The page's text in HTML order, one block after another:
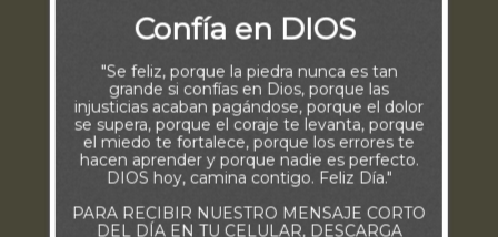
Confía en DIOS
"Se feliz, porque la piedra nunca es tan
grande si confías en Dios, porque las
injusticias acaban pagándose, porque el dolor
se supera, porque el coraje te levanta, porque
el miedo te fortalece, porque los errores te
hacen aprender y porque nadie es perfecto.
DIOS hoy, camina contigo. Feliz Día."
PARA RECIBIR NUESTRO MENSAJE CORTO
DEL DÍA EN TU CELULAR, DESCARGA